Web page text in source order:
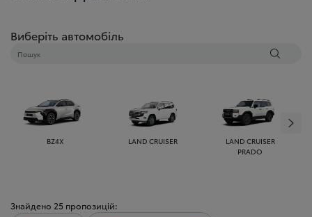
Виберіть автомобіль
BZ4X LAND CRUISER
LAND CRUISER
PRADO
Знайдено 25 пропозицій: